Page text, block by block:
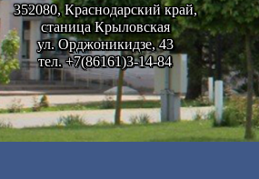
352080, Краснодарский край,
станица Крыловская
ул. Орджоникидзе, 43
тел. +7(86161)3-14-84